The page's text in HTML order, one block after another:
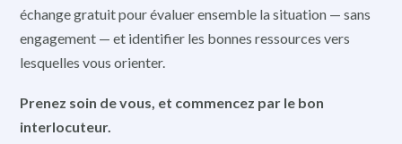
échange gratuit pour évaluer ensemble la situation — sans
engagement — et identifier les bonnes ressources vers
lesquelles vous orienter.
Prenez soin de vous, et commencez par le bon
interlocuteur.